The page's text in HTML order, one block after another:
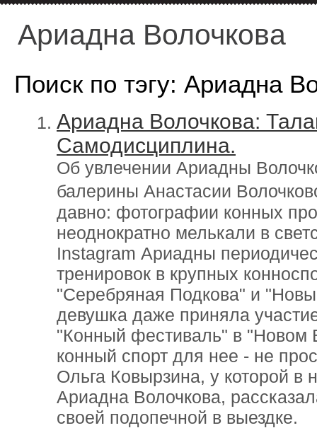
Ариадна Волочкова
Поиск по тэгу: Ариадна
Ариадна Волочкова:
Самодисциплина.
Об увлечении Ариадны
балерины Анастасии
давно: фотографии конных
неоднократно мелькали в
Instagram Ариадны
тренировок в крупных
"Серебряная Подкова" и
девушка даже приняла
"Конный фестиваль" в "Новом
конный спорт для нее - не
Ольга Ковырзина, у которой в
Ариадна Волочкова,
своей подопечной в выездке.